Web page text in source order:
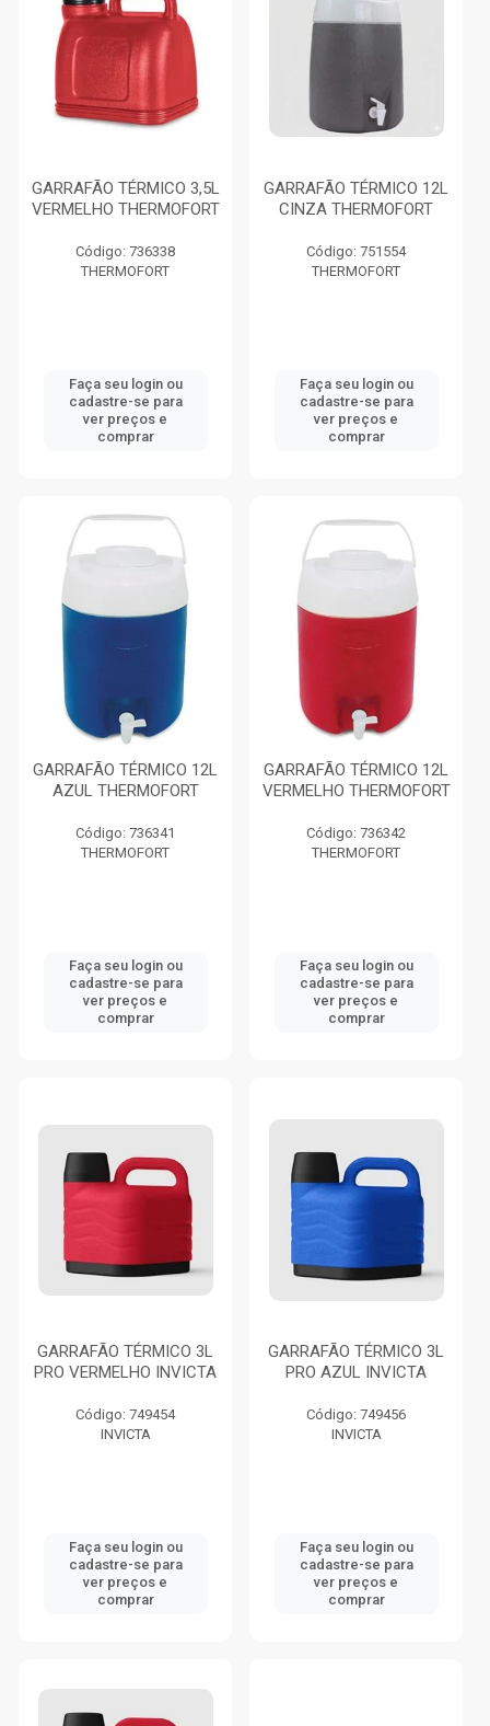
GARRAFÃO TÉRMICO 3,5L
VERMELHO THERMOFORT
Código: 736338
THERMOFORT
Faça seu login ou
cadastre-se para
ver preços e
comprar
GARRAFÃO TÉRMICO 12L
CINZA THERMOFORT
Código: 751554
THERMOFORT
Faça seu login ou
cadastre-se para
ver preços e
comprar
GARRAFÃO TÉRMICO 12L
AZUL THERMOFORT
Código: 736341
THERMOFORT
Faça seu login ou
cadastre-se para
ver preços e
comprar
GARRAFÃO TÉRMICO 12L
VERMELHO THERMOFORT
Código: 736342
THERMOFORT
Faça seu login ou
cadastre-se para
ver preços e
comprar
GARRAFÃO TÉRMICO 3L
PRO VERMELHO INVICTA
Código: 749454
INVICTA
Faça seu login ou
cadastre-se para
ver preços e
comprar
GARRAFÃO TÉRMICO 3L
PRO AZUL INVICTA
Código: 749456
INVICTA
Faça seu login ou
cadastre-se para
ver preços e
comprar